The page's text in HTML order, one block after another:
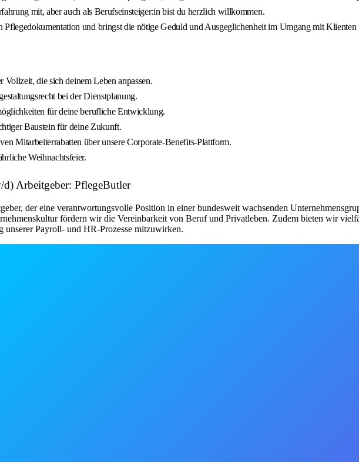
mit, aber auch als Berufseinsteiger:in bist du herzlich willkommen.
Pflegedokumentation und bringst die nötige Geduld und Ausgeglichenheit im Umgang mit
die sich deinem Leben anpassen.
bei der Dienstplanung.
für deine berufliche Entwicklung.
Baustein für deine Zukunft.
Mitarbeiterrabatten über unsere Corporate-Benefits-Plattform.
Weihnachtsfeier.
Arbeitgeber: PflegeButler
der eine verantwortungsvolle Position in einer bundesweit wachsenden
fördern wir die Vereinbarkeit von Beruf und Privatleben. Zudem bieten wir
Payroll- und HR-Prozesse mitzuwirken.